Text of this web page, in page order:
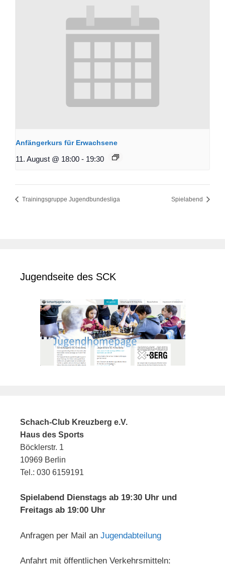
Anfängerkurs für Erwachsene
11. August @ 18:00 - 19:30
Trainingsgruppe Jugendbundesliga Spielabend
Jugendseite des SCK
Schach-Club Kreuzberg e.V.
Haus des Sports
Böcklerstr. 1
10969 Berlin
Tel.: 030 6159191
Spielabend Dienstags ab 19:30 Uhr und
Freitags ab 19:00 Uhr
Anfragen per Mail an Jugendabteilung
Anfahrt mit öffentlichen Verkehrsmitteln: